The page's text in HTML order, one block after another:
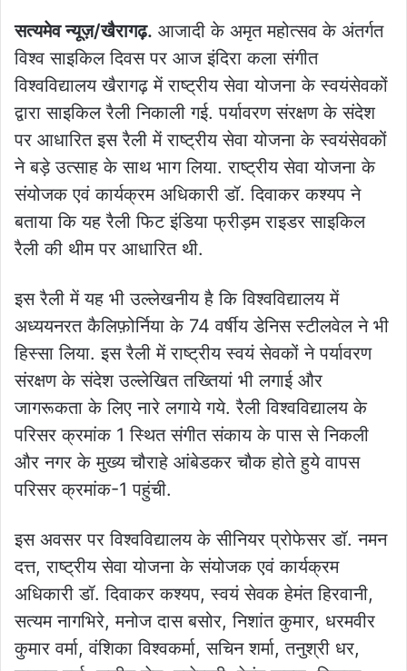
सत्यमेव न्यूज़/खैरागढ़. आजादी के अमृत महोत्सव के अंतर्गत
विश्व साइकिल दिवस पर आज इंदिरा कला संगीत
विश्वविद्यालय खैरागढ़ में राष्ट्रीय सेवा योजना के स्वयंसेवकों
द्वारा साइकिल रैली निकाली गई. पर्यावरण संरक्षण के संदेश
पर आधारित इस रैली में राष्ट्रीय सेवा योजना के स्वयंसेवकों
ने बड़े उत्साह के साथ भाग लिया. राष्ट्रीय सेवा योजना के
संयोजक एवं कार्यक्रम अधिकारी डॉ. दिवाकर कश्यप ने
बताया कि यह रैली फिट इंडिया फ्रीड़म राइडर साइकिल
रैली की थीम पर आधारित थी.
इस रैली में यह भी उल्लेखनीय है कि विश्वविद्यालय में
अध्ययनरत कैलिफ़ोर्निया के 74 वर्षीय डेनिस स्टीलवेल ने भी
हिस्सा लिया. इस रैली में राष्ट्रीय स्वयं सेवकों ने पर्यावरण
संरक्षण के संदेश उल्लेखित तख्तियां भी लगाई और
जागरूकता के लिए नारे लगाये गये. रैली विश्वविद्यालय के
परिसर क्रमांक 1 स्थित संगीत संकाय के पास से निकली
और नगर के मुख्य चौराहे आंबेडकर चौक होते हुये वापस
परिसर क्रमांक-1 पहुंची.
इस अवसर पर विश्वविद्यालय के सीनियर प्रोफेसर डॉ. नमन
दत्त, राष्ट्रीय सेवा योजना के संयोजक एवं कार्यक्रम
अधिकारी डॉ. दिवाकर कश्यप, स्वयं सेवक हेमंत हिरवानी,
सत्यम नागभिरे, मनोज दास बसोर, निशांत कुमार, धरमवीर
कुमार वर्मा, वंशिका विश्वकर्मा, सचिन शर्मा, तनुश्री धर,